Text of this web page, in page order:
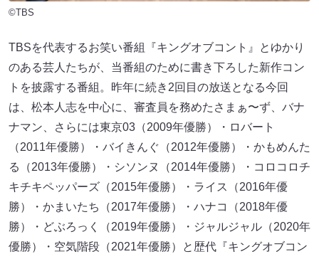
©TBS
TBSを代表するお笑い番組『キングオブコント』とゆかり
のある芸人たちが、当番組のために書き下ろした新作コン
トを披露する番組。昨年に続き2回目の放送となる今回
は、松本人志を中心に、審査員を務めたさまぁ〜ず、バナ
ナマン、さらには東京03（2009年優勝）・ロバート
（2011年優勝）・バイきんぐ（2012年優勝）・かもめんた
る（2013年優勝）・シソンヌ（2014年優勝）・コロコロチ
キチキペッパーズ（2015年優勝）・ライス（2016年優
勝）・かまいたち（2017年優勝）・ハナコ（2018年優
勝）・どぶろっく（2019年優勝）・ジャルジャル（2020年
優勝）・空気階段（2021年優勝）と歴代『キングオブコン